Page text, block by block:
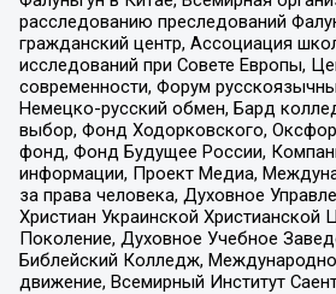
расследованию преследований
гражданский центр, Ассоциация
исследований при Совете Европы,
современности, Форум
Немецко-русский обмен, Бард
выбор, Фонд Ходорковского,
фонд, Фонд Будущее России,
информации, Проект Медиа,
за права человека, Духовное
Христиан Украинской Христианской
Поколение, Духовное Учебное
Библейский Колледж,
движение, Всемирный Институт